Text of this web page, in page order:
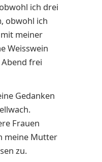
ich drei
obwohl ich
meiner
Weisswein
frei
Gedanken
Frauen
meine Mutter
zu.